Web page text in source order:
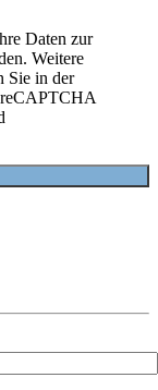
Daten zur
Weitere
Sie in der
reCAPTCHA